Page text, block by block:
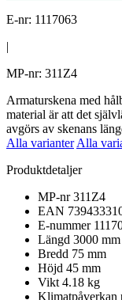
E-nr: 1117063
|
MP-nr: 311Z4
Armaturskena med
material är att det
avgörs av skenans
Alla varianter Alla
Produktdetaljer
MP-nr 311Z4
EAN
E-nummer
Längd 3000 mm
Bredd 75 mm
Höjd 45 mm
Vikt 4.18 kg
Klimatpåverkan